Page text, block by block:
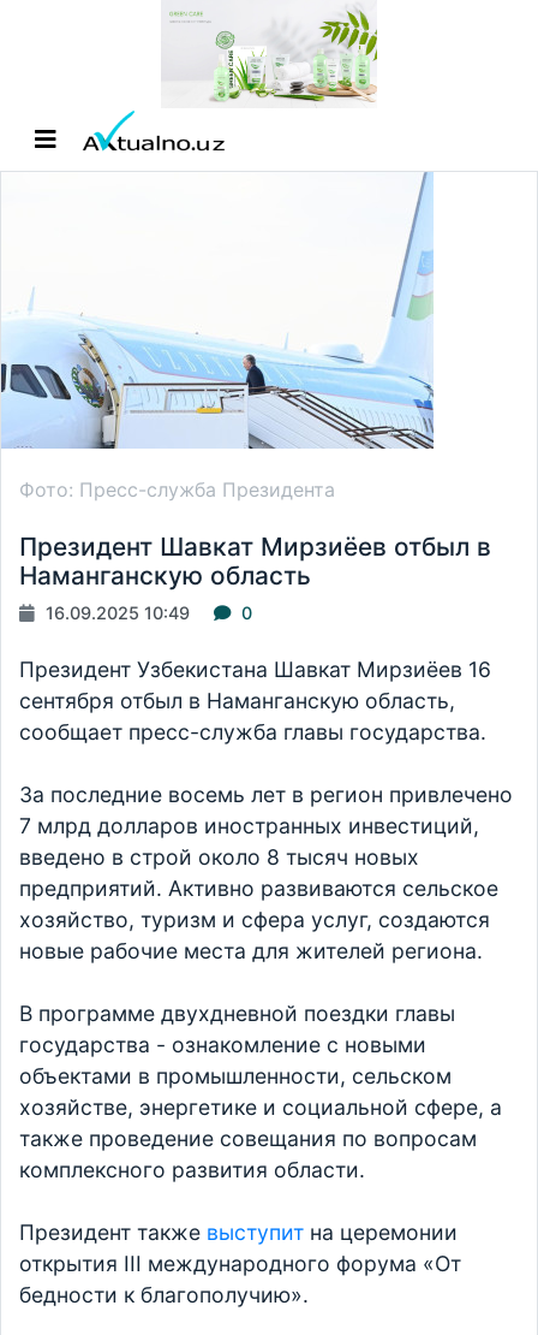
Фото: Пресс-служба Президента
Президент Шавкат Мирзиёев отбыл в
Наманганскую область
16.09.2025 10:49 0
Президент Узбекистана Шавкат Мирзиёев 16
сентября отбыл в Наманганскую область,
сообщает пресс-служба главы государства.
За последние восемь лет в регион привлечено
7 млрд долларов иностранных инвестиций,
введено в строй около 8 тысяч новых
предприятий. Активно развиваются сельское
хозяйство, туризм и сфера услуг, создаются
новые рабочие места для жителей региона.
В программе двухдневной поездки главы
государства - ознакомление с новыми
объектами в промышленности, сельском
хозяйстве, энергетике и социальной сфере, а
также проведение совещания по вопросам
комплексного развития области.
Президент также выступит на церемонии
открытия III международного форума «От
бедности к благополучию».